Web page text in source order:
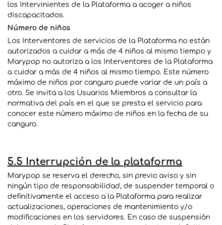
los Intervinientes de la Plataforma a acoger a niños
discapacitados.
Número de niños
Los
Interventores de servicios de la Plataforma no están
autorizados a cuidar a más de 4 niños al mismo tiempo y
Marypop no autoriza a los
Interventores de la Plataforma
a cuidar a más de 4 niños al mismo tiempo. Este número
máximo de niños por canguro puede variar de un país a
otro. Se invita a los Usuarios Miembros a consultar la
normativa del país en el que se presta el servicio para
conocer este número máximo de niños en la fecha de su
canguro.
5.5 Interrupción de la plataforma
Marypop se reserva el derecho, sin previo aviso y sin
ningún tipo de responsabilidad, de suspender temporal o
definitivamente el acceso a la Plataforma para realizar
actualizaciones, operaciones de mantenimiento y/o
modificaciones en los servidores. En caso de suspensión